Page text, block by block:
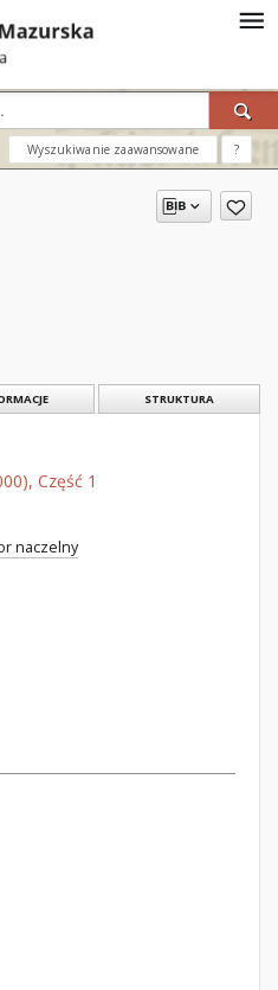
Wyszukiwanie zaawansowane ?
STRUKTURA
Część 1
naczelny